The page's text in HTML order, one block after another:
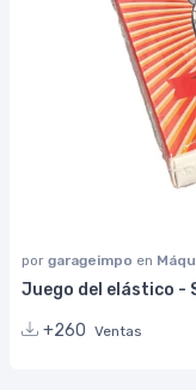
por garageimpo en
Juego del elástico -
+260 Ventas